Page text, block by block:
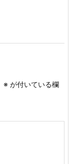
※ が付いている欄